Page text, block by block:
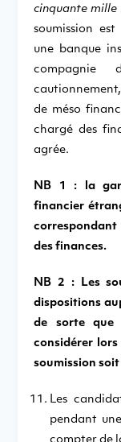
cinquante mille
soumission
une banque
compagnie
de méso
chargé des
agrée.
NB 1 : la
financier
des finances.
NB 2 : Les
dispositions
de sorte
considérer
soumission
Les
pendant